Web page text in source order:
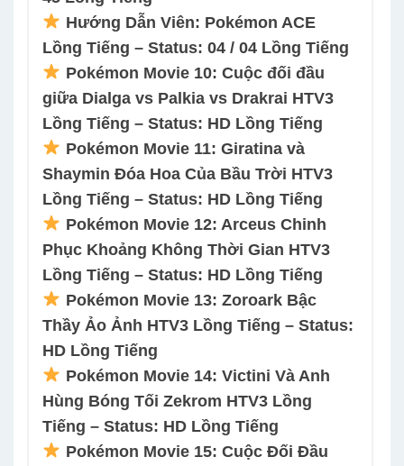
Hướng Dẫn Viên: Pokémon ACE
Lồng Tiếng – Status: 04 / 04 Lồng Tiếng
Pokémon Movie 10: Cuộc đối đầu
giữa Dialga vs Palkia vs Drakrai HTV3
Lồng Tiếng – Status: HD Lồng Tiếng
Pokémon Movie 11: Giratina và
Shaymin Đóa Hoa Của Bầu Trời HTV3
Lồng Tiếng – Status: HD Lồng Tiếng
Pokémon Movie 12: Arceus Chinh
Phục Khoảng Không Thời Gian HTV3
Lồng Tiếng – Status: HD Lồng Tiếng
Pokémon Movie 13: Zoroark Bậc
Thầy Ảo Ảnh HTV3 Lồng Tiếng – Status:
HD Lồng Tiếng
Pokémon Movie 14: Victini Và Anh
Hùng Bóng Tối Zekrom HTV3 Lồng
Tiếng – Status: HD Lồng Tiếng
Pokémon Movie 15: Cuộc Đối Đầu